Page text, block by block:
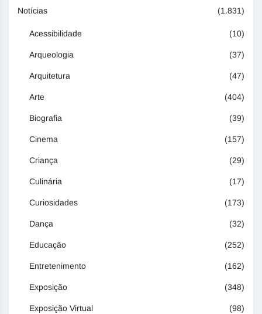
Notícias (1.831)
Acessibilidade (10)
Arqueologia (37)
Arquitetura (47)
Arte (404)
Biografia (39)
Cinema (157)
Criança (29)
Culinária (17)
Curiosidades (173)
Dança (32)
Educação (252)
Entretenimento (162)
Exposição (348)
Exposição Virtual (98)